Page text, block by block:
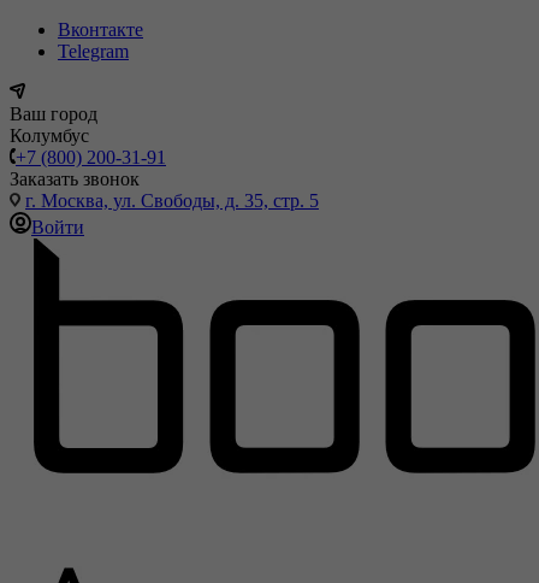
Вконтакте
Telegram
Ваш город
Колумбус
+7 (800) 200-31-91
Заказать звонок
г. Москва, ул. Свободы, д. 35, стр. 5
Войти